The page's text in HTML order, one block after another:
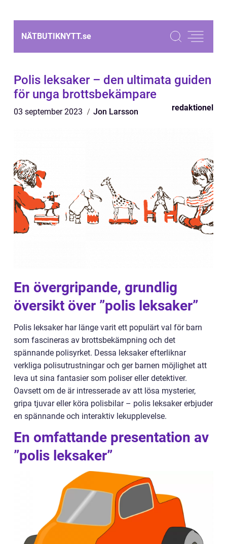
NÄTBUTIKNYTT.se
Polis leksaker – den ultimata guiden
för unga brottsbekämpare
03 september 2023 Jon Larsson redaktionel
En övergripande, grundlig
översikt över ”polis leksaker”
Polis leksaker har länge varit ett populärt val för barn
som fascineras av brottsbekämpning och det
spännande polisyrket. Dessa leksaker efterliknar
verkliga polisutrustningar och ger barnen möjlighet att
leva ut sina fantasier som poliser eller detektiver.
Oavsett om de är intresserade av att lösa mysterier,
gripa tjuvar eller köra polisbilar – polis leksaker erbjuder
en spännande och interaktiv lekupplevelse.
En omfattande presentation av
”polis leksaker”